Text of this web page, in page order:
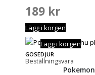
189 kr
Lägg i korgen
GOSEDJUR
Beställningsvara
Lägg i korgen